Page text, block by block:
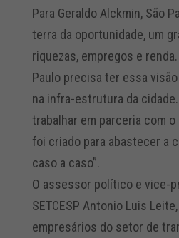
Para Geraldo Alckmin, São
terra da oportunidade, um
riquezas, empregos e
Paulo precisa ter essa
na infra-estrutura da
trabalhar em parceria com o
foi criado para abastecer a
caso a caso”.
O assessor político e vice-
SETCESP Antonio Luis
empresários do setor de